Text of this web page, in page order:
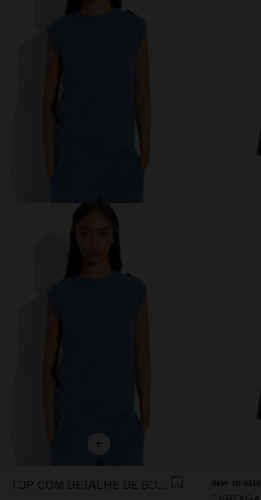
+
TOP COM DETALHE DE BOTÕES
New to sale